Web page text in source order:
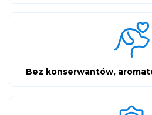
Bez konserwantów,